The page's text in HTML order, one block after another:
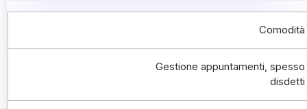
Comodità
Gestione appuntamenti, spesso
disdetti